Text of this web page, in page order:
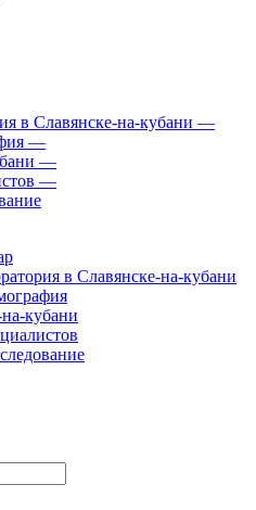
в Славянске-на-кубани —
—
—
—
в Славянске-на-кубани
кубани